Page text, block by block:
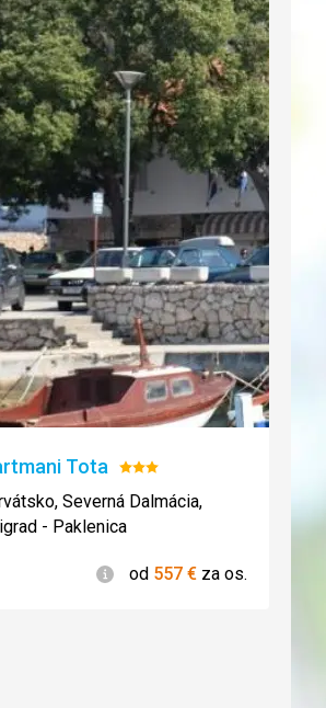
Tota Hodnotenie:
3/5
Severná Dalmácia,
- Paklenica
Informácie
od 557 € za os.